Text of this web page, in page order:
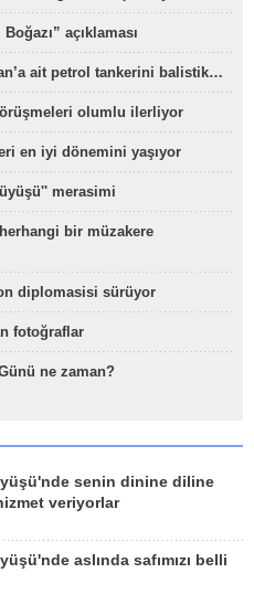
açıklaması
ait petrol tankerini balistik…
olumlu ilerliyor
en iyi dönemini yaşıyor
merasimi
bir müzakere
diplomasisi sürüyor
fotoğraflar
ne zaman?
senin dinine diline
veriyorlar
aslında safımızı belli